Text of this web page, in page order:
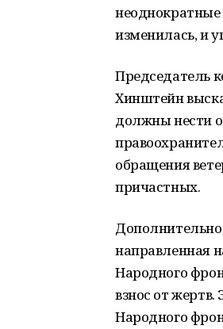
неоднократные
изменилась, и
Председатель
Хинштейн
должны нести
обращения
причастных.
направленная
Народного
взнос от
Народного